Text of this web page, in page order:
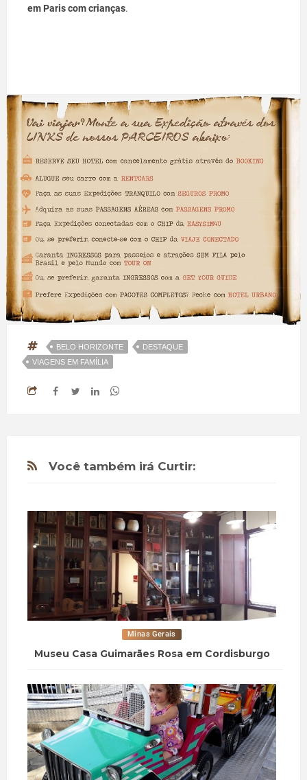
em Paris com crianças.
BELO HORIZONTE
DESTAQUE
VIAGENS EM FAMÍLIA
Você também irá Curtir:
Minas Gerais
Museu Casa Guimarães Rosa em Cordisburgo